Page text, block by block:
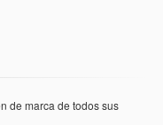
de marca de todos sus